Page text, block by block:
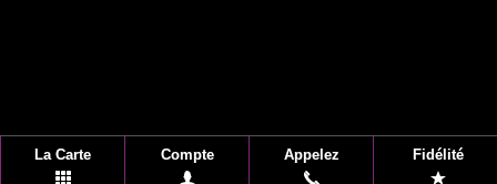
La Carte Compte Appelez Fidélité